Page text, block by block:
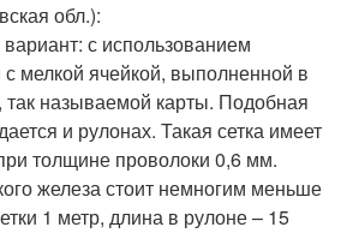
обл.):
с использованием
с мелкой ячейкой, выполненной в
так называемой карты. Подобная
и рулонах. Такая сетка имеет
толщине проволоки 0,6 мм.
железа стоит немногим меньше
1 метр, длина в рулоне – 15